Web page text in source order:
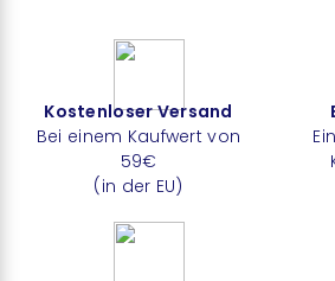
Kostenloser Versand
Bei einem Kaufwert von
59€
(in der EU)